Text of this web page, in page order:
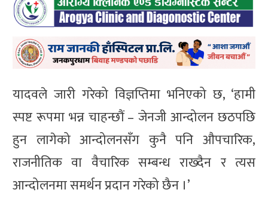
यादवले जारी गरेको विज्ञप्तिमा भनिएको छ, ‘हामी
स्पष्ट रूपमा भन्न चाहन्छौं – जेनजी आन्दोलन छठपछि
हुन लागेको आन्दोलनसँग कुनै पनि औपचारिक,
राजनीतिक वा वैचारिक सम्बन्ध राख्दैन र त्यस
आन्दोलनमा समर्थन प्रदान गरेको छैन ।’